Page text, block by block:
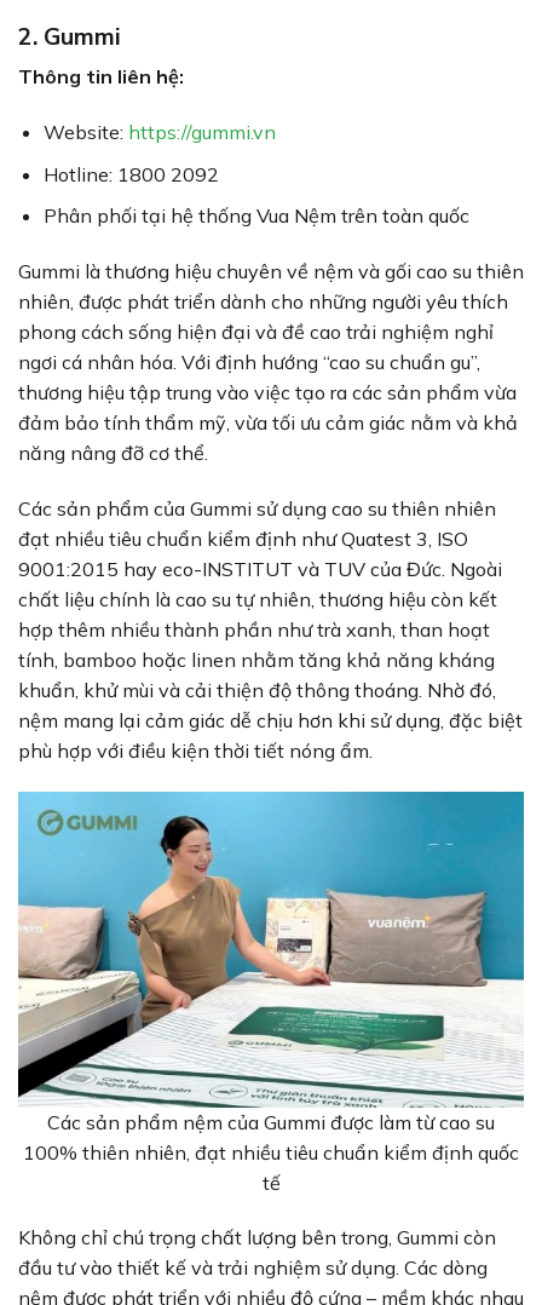
2. Gummi
Thông tin liên hệ:
Website: https://gummi.vn
Hotline: 1800 2092
Phân phối tại hệ thống Vua Nệm trên toàn quốc
Gummi là thương hiệu chuyên về nệm và gối cao su thiên
nhiên, được phát triển dành cho những người yêu thích
phong cách sống hiện đại và đề cao trải nghiệm nghỉ
ngơi cá nhân hóa. Với định hướng “cao su chuẩn gu”,
thương hiệu tập trung vào việc tạo ra các sản phẩm vừa
đảm bảo tính thẩm mỹ, vừa tối ưu cảm giác nằm và khả
năng nâng đỡ cơ thể.
Các sản phẩm của Gummi sử dụng cao su thiên nhiên
đạt nhiều tiêu chuẩn kiểm định như Quatest 3, ISO
9001:2015 hay eco-INSTITUT và TUV của Đức. Ngoài
chất liệu chính là cao su tự nhiên, thương hiệu còn kết
hợp thêm nhiều thành phần như trà xanh, than hoạt
tính, bamboo hoặc linen nhằm tăng khả năng kháng
khuẩn, khử mùi và cải thiện độ thông thoáng. Nhờ đó,
nệm mang lại cảm giác dễ chịu hơn khi sử dụng, đặc biệt
phù hợp với điều kiện thời tiết nóng ẩm.
Các sản phẩm nệm của Gummi được làm từ cao su
100% thiên nhiên, đạt nhiều tiêu chuẩn kiểm định quốc
tế
Không chỉ chú trọng chất lượng bên trong, Gummi còn
đầu tư vào thiết kế và trải nghiệm sử dụng. Các dòng
nệm được phát triển với nhiều độ cứng – mềm khác nhau